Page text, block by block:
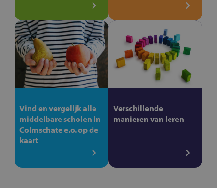
Vind en vergelijk alle
middelbare scholen in
Colmschate e.o. op de
kaart
Verschillende
manieren van leren